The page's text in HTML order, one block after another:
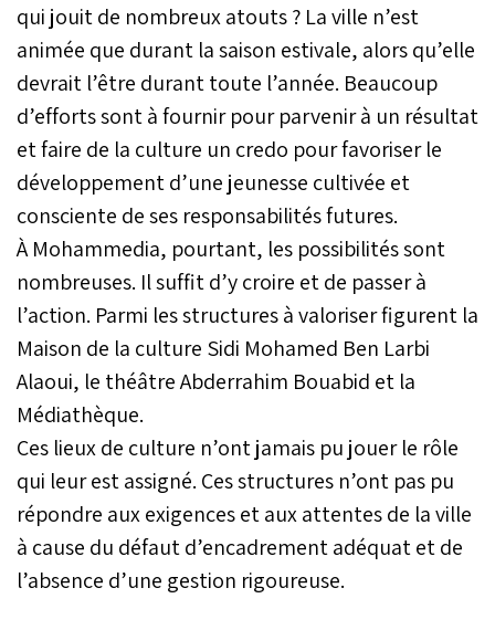
qui jouit de nombreux atouts ? La ville n’est
animée que durant la saison estivale, alors qu’elle
devrait l’être durant toute l’année. Beaucoup
d’efforts sont à fournir pour parvenir à un résultat
et faire de la culture un credo pour favoriser le
développement d’une jeunesse cultivée et
consciente de ses responsabilités futures.
À Mohammedia, pourtant, les possibilités sont
nombreuses. Il suffit d’y croire et de passer à
l’action. Parmi les structures à valoriser figurent la
Maison de la culture Sidi Mohamed Ben Larbi
Alaoui, le théâtre Abderrahim Bouabid et la
Médiathèque.
Ces lieux de culture n’ont jamais pu jouer le rôle
qui leur est assigné. Ces structures n’ont pas pu
répondre aux exigences et aux attentes de la ville
à cause du défaut d’encadrement adéquat et de
l’absence d’une gestion rigoureuse.